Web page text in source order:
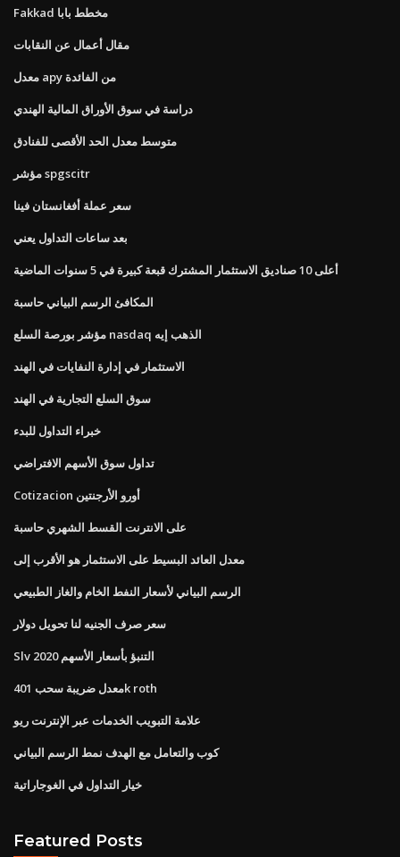
Fakkad مخطط بابا
مقال أعمال عن النقابات
معدل apy من الفائدة
دراسة في سوق الأوراق المالية الهندي
متوسط ​​معدل الحد الأقصى للفنادق
مؤشر spgscitr
سعر عملة أفغانستان فينا
بعد ساعات التداول يعني
أعلى 10 صناديق الاستثمار المشترك قبعة كبيرة في 5 سنوات الماضية
المكافئ الرسم البياني حاسبة
مؤشر بورصة السلع nasdaq الذهب إيه
الاستثمار في إدارة النفايات في الهند
سوق السلع التجارية في الهند
خبراء التداول للبدء
تداول سوق الأسهم الافتراضي
Cotizacion أورو الأرجنتين
على الانترنت القسط الشهري حاسبة
معدل العائد البسيط على الاستثمار هو الأقرب إلى
الرسم البياني لأسعار النفط الخام والغاز الطبيعي
سعر صرف الجنيه لنا تحويل دولار
Slv التنبؤ بأسعار الأسهم 2020
معدل ضريبة سحب 401k roth
علامة التبويب الخدمات عبر الإنترنت ريو
كوب والتعامل مع الهدف نمط الرسم البياني
خيار التداول في الغوجاراتية
Featured Posts